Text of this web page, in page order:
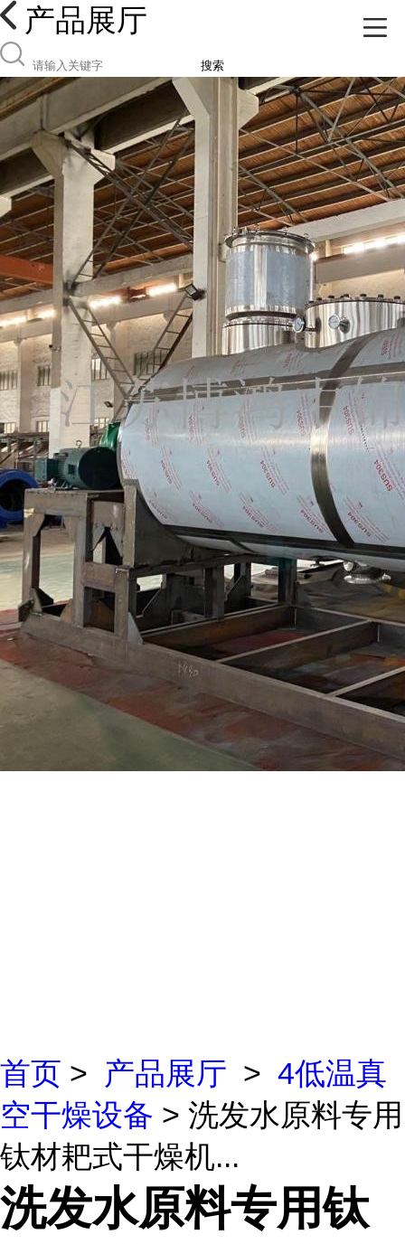
产品展厅
搜索
首页 > 产品展厅 > 4低温真
空干燥设备 > 洗发水原料专用
钛材耙式干燥机...
洗发水原料专用钛